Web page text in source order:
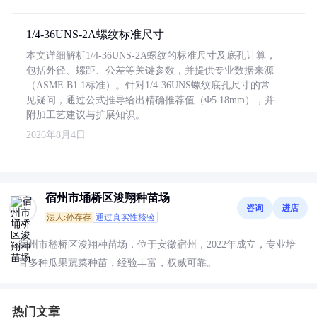
1/4-36UNS-2A螺纹标准尺寸
本文详细解析1/4-36UNS-2A螺纹的标准尺寸及底孔计算，
包括外径、螺距、公差等关键参数，并提供专业数据来源
（ASME B1.1标准）。针对1/4-36UNS螺纹底孔尺寸的常
见疑问，通过公式推导给出精确推荐值（Φ5.18mm），并
附加工艺建议与扩展知识。
2026年8月4日
宿州市埇桥区浚翔种苗场
法人:孙存存 通过真实性核验
咨询 进店
宿州市嵇桥区浚翔种苗场，位于安徽宿州，2022年成立，专业培
育多种瓜果蔬菜种苗，经验丰富，权威可靠。
热门文章